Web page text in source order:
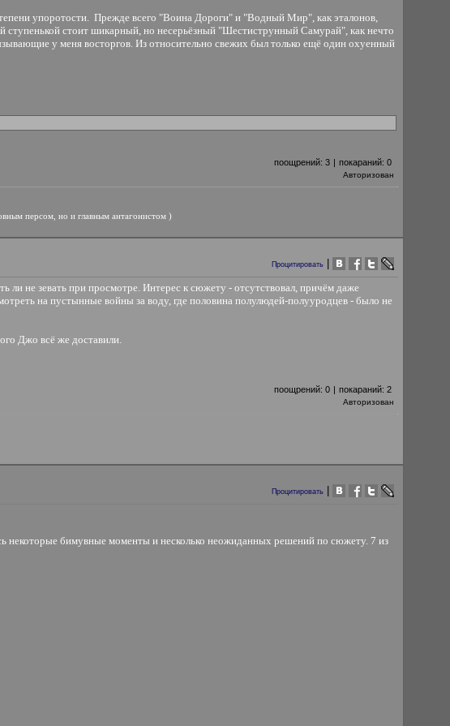
упоротости. Прежде всего "Воина Дороги" и "Водный Мир", как эталонов,
ступенькой стоит шикарный, но несерьёзный "Шестиструнный Самурай", как нечто
у меня восторгов. Из относительно свежих был только ещё один охуенный
поощрений: 3 | покараний: 0
Авторизован
персом, но и главным антагонистом )
Процитировать
ли не зевать при просмотре. Интерес к сюжету - отсутствовал, причём даже
на пустынные войны за воду, где половина полулюдей-полууродцев - было не
Джо всё же доставили.
поощрений: 0 | покараний: 2
Авторизован
Процитировать
некоторые бимувные моменты и несколько неожиданных решений по сюжету. 7 из